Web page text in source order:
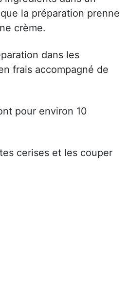
la préparation prenne
crème.
dans les
frais accompagné de
pour environ 10
cerises et les couper